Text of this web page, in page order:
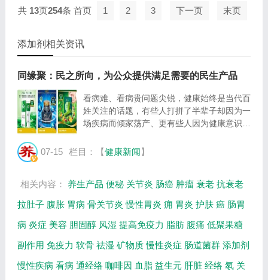
共 13页254条 首页 1 2 3 下一页 末页
添加剂相关资讯
同缘聚：民之所向，为公众提供满足需要的民生产品
看病难、看病贵问题尖锐，健康始终是当代百
姓关注的话题，有些人打拼了半辈子却因为一
场疾病而倾家荡产、更有些人因为健康意识不
应当抱有正确的态度，及时就医很重要，提前
07-15 栏目：【健康新闻】
相关内容： 养生产品 便秘 关节炎 肠癌 肿瘤 衰老 抗衰老
拉肚子 腹胀 胃病 骨关节炎 慢性胃炎 痈 胃炎 护肤 癌 肠胃
病 炎症 美容 胆固醇 风湿 提高免疫力 脂肪 腹痛 低聚果糖
副作用 免疫力 软骨 祛湿 矿物质 慢性炎症 肠道菌群 添加剂
慢性疾病 看病 通经络 咖啡因 血脂 益生元 肝脏 经络 氡 关